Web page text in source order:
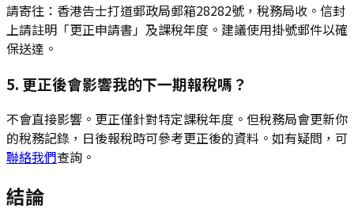
請寄往：香港告士打道郵政局郵箱28282號，稅務局收。信封
上請註明「更正申請書」及課稅年度。建議使用掛號郵件以確
保送達。
5. 更正後會影響我的下一期報稅嗎？
不會直接影響。更正僅針對特定課稅年度。但稅務局會更新你
的稅務記錄，日後報稅時可參考更正後的資料。如有疑問，可
聯絡我們查詢。
結論